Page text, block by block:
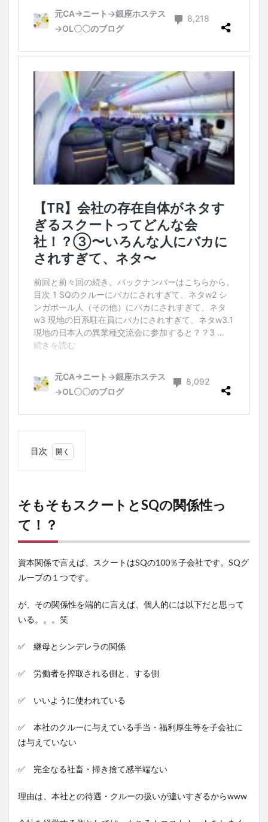
目次
ートと
SQの
関係性
っ
て！？
2
お給
料総
検
実際
のス
クー
手取
悪い
の
か？
3
基本
SQと
そもそもスクートとSQの関係性っ
て！？
資本関係で言えば、スクートはSQの100％子会社です。SQグ
ループの１つです。
が、その関係性を端的に言えば、個人的には以下だと思って
いる。。。笑
✅ 継母とシンデレラの関係
✅ 労働者を搾取される側と、する側
✅ いいように使われている
✅ 本社のクルーに与えている手当・福利厚生等を子会社に
は与えていない
✅ 完全なる社畜・掃き捨て感半端ない
理由は、本社との待遇・クルーの扱いが違いすぎるからwww